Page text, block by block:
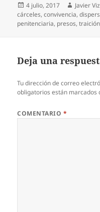
Publicado
el
4 julio, 2017 Autor
Javier
cárceles,convivencia,
penitenciaria, presos,traición
Deja una
Tu dirección de correo
obligatorios están marcados
COMENTARIO *